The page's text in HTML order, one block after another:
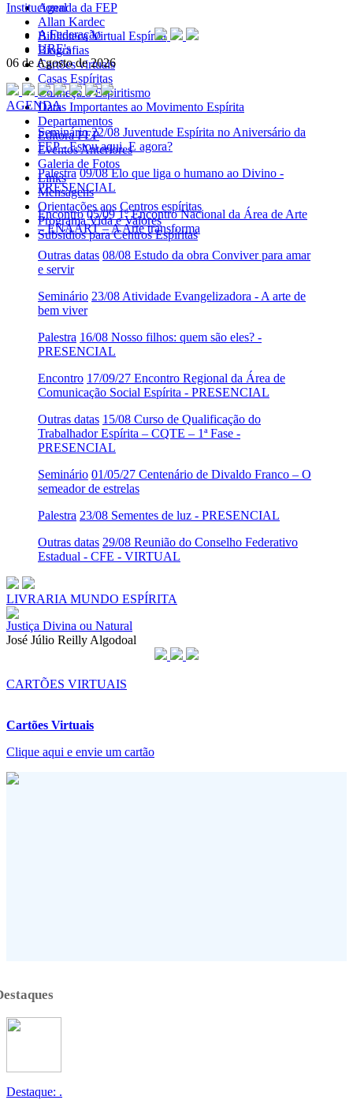
Agenda da FEP
Allan Kardec
Biblioteca Virtual Espírita
Biografias
Cartões virtuais
Casas Espíritas
Conheça o Espiritismo
Datas Importantes ao Movimento Espírita
Departamentos
Editora FEP
Eventos Anteriores
Galeria de Fotos
Links
Mensagens
Orientações aos Centros espíritas
Programa Vida e Valores
Subsídios para Centros Espíritas
Institucional
A Federação
URE's
06 de Agosto de 2026
AGENDA
Seminário 22/08 Juventude Espírita no Aniversário da
FEP - Estou aqui. E agora?
Palestra 09/08 Elo que liga o humano ao Divino -
PRESENCIAL
Encontro 05/09 1º Encontro Nacional da Área de Arte
– ENAART – A Arte transforma
Outras datas 08/08 Estudo da obra Conviver para amar
e servir
Seminário 23/08 Atividade Evangelizadora - A arte de
bem viver
Palestra 16/08 Nosso filhos: quem são eles? -
PRESENCIAL
Encontro 17/09/27 Encontro Regional da Área de
Comunicação Social Espírita - PRESENCIAL
Outras datas 15/08 Curso de Qualificação do
Trabalhador Espírita – CQTE – 1ª Fase -
PRESENCIAL
Seminário 01/05/27 Centenário de Divaldo Franco – O
semeador de estrelas
Palestra 23/08 Sementes de luz - PRESENCIAL
Outras datas 29/08 Reunião do Conselho Federativo
Estadual - CFE - VIRTUAL
LIVRARIA MUNDO ESPÍRITA
Justiça Divina ou Natural
José Júlio Reilly Algodoal
CARTÕES VIRTUAIS
Cartões Virtuais
Clique aqui e envie um cartão
Destaque: .